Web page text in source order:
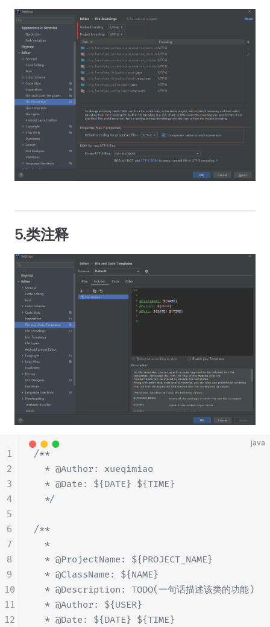
5.类注释
java
/**
  * @Author: xueqimiao
  * @Date: ${DATE} ${TIME}
  */
/**
  *
  * @ProjectName: ${PROJECT_NAME}
  * @ClassName: ${NAME}
  * @Description: TODO(一句话描述该类的功能)
  * @Author: ${USER}
  * @Date: ${DATE} ${TIME}
1
2
3
4
5
6
7
8
9
10
11
12